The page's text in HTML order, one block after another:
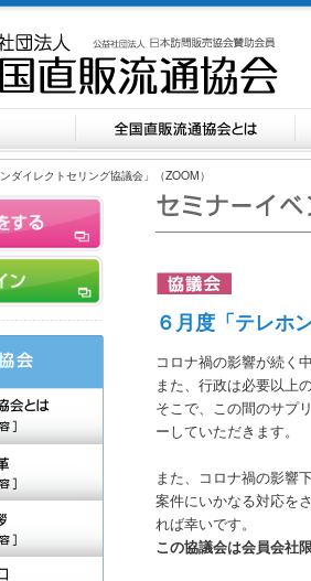
イレクトセリング協議会」（ZOOM）
６月度「テレホ
コロナ禍の影響が続く
また、行政は必要以上
そこで、この間のサプ
ーしていただきます。
また、コロナ禍の影響
案件にいかなる対応を
れば幸いです。
この協議会は会員会社